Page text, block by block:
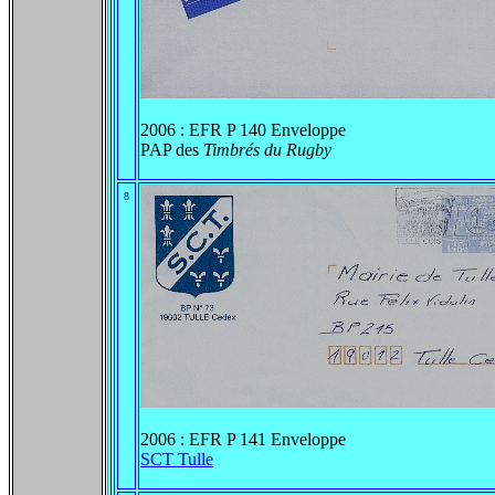
2006 : EFR P 140 Enveloppe
PAP des Timbrés du Rugby
8
2006 : EFR P 141 Enveloppe
SCT Tulle